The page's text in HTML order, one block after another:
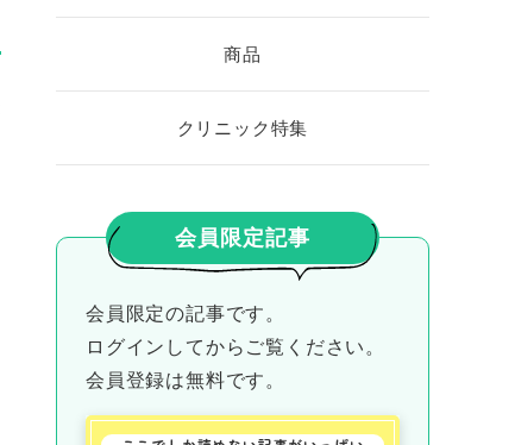
商品
クリニック特集
会員限定記事
会員限定の記事です。
ログインしてからご覧ください。
会員登録は無料です。